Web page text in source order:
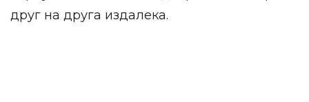
друг на друга издалека.